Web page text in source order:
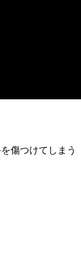
傷つけてしまう